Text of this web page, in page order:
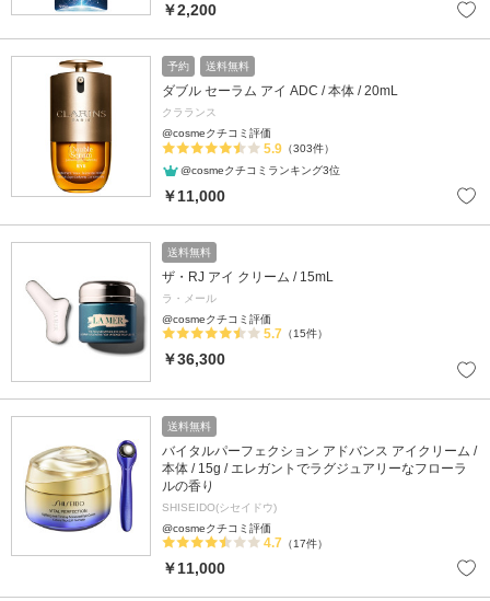
￥2,200
予約 送料無料
ダブル セーラム アイ ADC / 本体 / 20mL
クラランス
@cosmeクチコミ評価
5.9 （303件）
@cosmeクチコミランキング3位
￥11,000
送料無料
ザ・RJ アイ クリーム / 15mL
ラ・メール
@cosmeクチコミ評価
5.7 （15件）
￥36,300
送料無料
バイタルパーフェクション アドバンス アイクリーム /
本体 / 15g / エレガントでラグジュアリーなフローラ
ルの香り
SHISEIDO(シセイドウ)
@cosmeクチコミ評価
4.7 （17件）
￥11,000